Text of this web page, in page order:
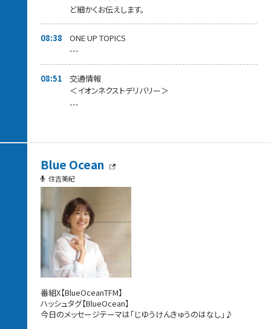
ど細かくお伝えします。
08:38
ONE UP TOPICS
---
08:51
交通情報
＜イオンネクストデリバリー＞
---
Blue Ocean
住吉美紀
番組X【BlueOceanTFM】
ハッシュタグ【BlueOcean】
今日のメッセージテーマは「じゆうけんきゅうのはなし」♪